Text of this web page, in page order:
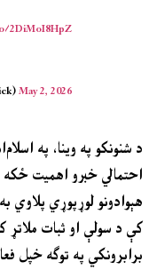
2DiMoI8HpZ
May 2, 2026
احتمالي خبرو اهمیت
هېوادونو لوړپوړي
کې د سولې او ثبات ملاتړ
برابرونکي په توګه خپل